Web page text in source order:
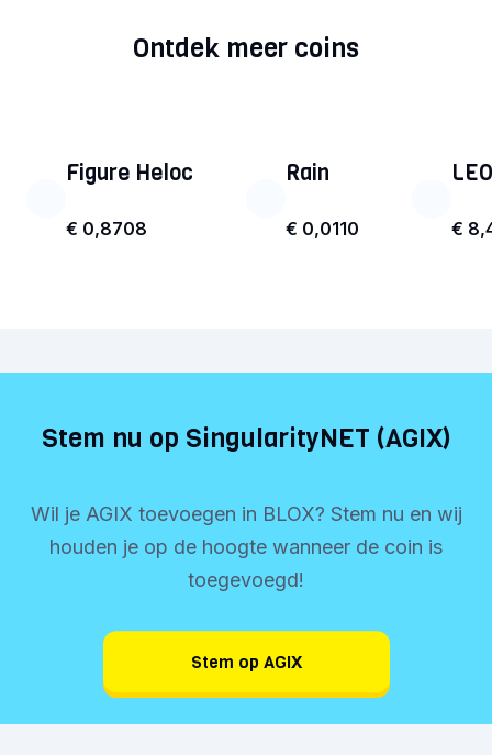
Ontdek meer coins
Figure Heloc
€ 0,8708
Rain
€ 0,0110 €
Stem nu op SingularityNET (AGIX)
Wil je AGIX toevoegen in BLOX? Stem nu en wij
houden je op de hoogte wanneer de coin is
toegevoegd!
Stem op AGIX